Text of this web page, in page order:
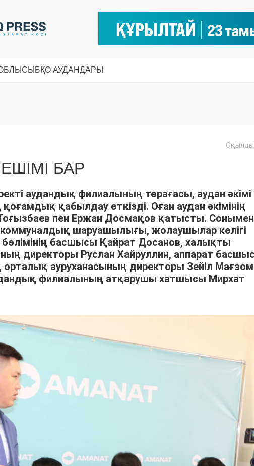
БҚО АУДАНДАРЫ
БАР
аудандық филиалының төрағасы, аудан әкімі
қабылдау өткізді. Оған аудан әкімінің
пен Ержан Досмақов қатысты. Сонымен
шаруашылығы, жолаушылар көлігі
басшысы Қайрат Досанов, халықты
директоры Руслан Хайруллин, аппарат
ауруханасының директоры Зейіл
филиалының атқарушы хатшысы Мирхат